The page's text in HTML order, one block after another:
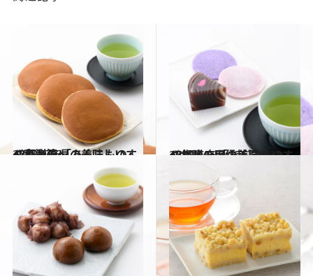
2018.4.12
47都道府県の美味しいすぐれもの 「あんこもの」～東海篇～
グルメ 2018.4.8
47都道府県の美味しいすぐれもの 「あんこもの」～北陸・甲信越篇～
グルメ